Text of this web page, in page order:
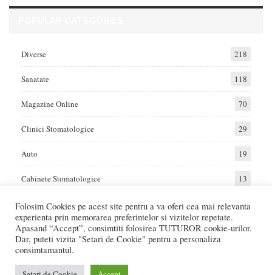
Diverse 218
Sanatate 118
Magazine Online 70
Clinici Stomatologice 29
Auto 19
Cabinete Stomatologice 13
Home Auto Diverse Sanatate
Va raportam cele mai bune oferte de servicii si produse din Romania. Recenzii
Folosim Cookies pe acest site pentru a va oferi cea mai relevanta
experienta prin memorarea preferintelor si vizitelor repetate.
Apasand “Accept”, consimtiti folosirea TUTUROR cookie-urilor.
Dar, puteti vizita "Setari de Cookie" pentru a personaliza
consimtamantul.